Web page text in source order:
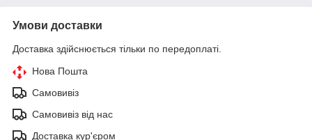
Умови доставки
Доставка здійснюється тільки по передоплаті.
Нова Пошта
Самовивіз
Самовивіз від нас
Доставка кур'єром